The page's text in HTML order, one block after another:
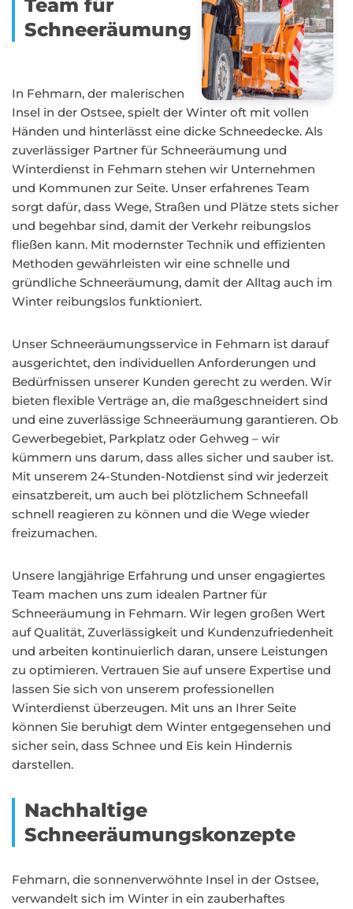
Team für
Schneeräumung
In Fehmarn, der malerischen
Insel in der Ostsee, spielt der Winter oft mit vollen
Händen und hinterlässt eine dicke Schneedecke. Als
zuverlässiger Partner für Schneeräumung und
Winterdienst in Fehmarn stehen wir Unternehmen
und Kommunen zur Seite. Unser erfahrenes Team
sorgt dafür, dass Wege, Straßen und Plätze stets sicher
und begehbar sind, damit der Verkehr reibungslos
fließen kann. Mit modernster Technik und effizienten
Methoden gewährleisten wir eine schnelle und
gründliche Schneeräumung, damit der Alltag auch im
Winter reibungslos funktioniert.
Unser Schneeräumungsservice in Fehmarn ist darauf
ausgerichtet, den individuellen Anforderungen und
Bedürfnissen unserer Kunden gerecht zu werden. Wir
bieten flexible Verträge an, die maßgeschneidert sind
und eine zuverlässige Schneeräumung garantieren. Ob
Gewerbegebiet, Parkplatz oder Gehweg – wir
kümmern uns darum, dass alles sicher und sauber ist.
Mit unserem 24-Stunden-Notdienst sind wir jederzeit
einsatzbereit, um auch bei plötzlichem Schneefall
schnell reagieren zu können und die Wege wieder
freizumachen.
Unsere langjährige Erfahrung und unser engagiertes
Team machen uns zum idealen Partner für
Schneeräumung in Fehmarn. Wir legen großen Wert
auf Qualität, Zuverlässigkeit und Kundenzufriedenheit
und arbeiten kontinuierlich daran, unsere Leistungen
zu optimieren. Vertrauen Sie auf unsere Expertise und
lassen Sie sich von unserem professionellen
Winterdienst überzeugen. Mit uns an Ihrer Seite
können Sie beruhigt dem Winter entgegensehen und
sicher sein, dass Schnee und Eis kein Hindernis
darstellen.
Nachhaltige
Schneeräumungskonzepte
Fehmarn, die sonnenverwöhnte Insel in der Ostsee,
verwandelt sich im Winter in ein zauberhaftes